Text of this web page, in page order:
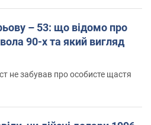
– 53: що відомо про
90-х та який вигляд
не забував про особисте щастя